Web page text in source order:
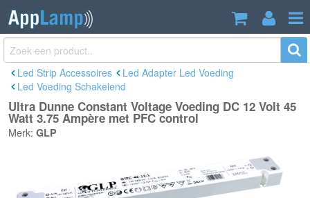
Ultra Dunne Constant Voltage Voeding
DC 12 Volt 45 Watt 3.75 Ampère met
PFC control
€24,90
Led Strip Accessoires
Led Adapter Led Voeding
Led Voeding Schakelend
Ultra Dunne Constant Voltage Voeding DC 12 Volt 45
Watt 3.75 Ampère met PFC control
Merk:GLP